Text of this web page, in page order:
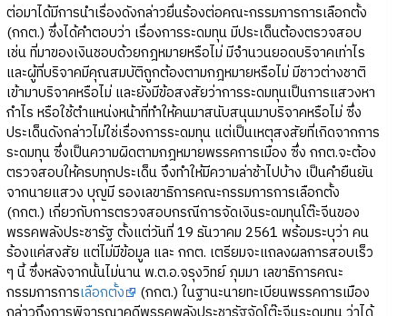
ต่อมาได้มีการนำเรื่องดังกล่าวยื่นร้องต่อคณะกรรมการการเลือกตั้ง
(กกต.) ซึ่งได้คำตอบว่า เรื่องการระดมทุน มีประเด็นต้องตรวจสอบ
เช่น ที่มาของเงินชอบด้วยกฎหมายหรือไม่ มีจำนวนยอดบริจาคเท่าไร
และผู้ที่บริจาคมีคุณสมบัติถูกต้องตามกฎหมายหรือไม่ มีชาวต่างชาติ
เข้ามาบริจาคหรือไม่ และยังมีข้อสงสัยว่าการระดมทุนเป็นการแสวงหา
กำไร หรือใช้ตำแหน่งหน้าที่ทำให้คนมาสนับสนุนมาบริจาคหรือไม่ ซึ่ง
ประเด็นดังกล่าวไม่ใช่เรื่องการระดมทุน แต่เป็นเหตุสงสัยที่เกิดจากการ
ระดมทุน ซึ่งเป็นความผิดตามกฎหมายพรรคการเมือง ซึ่ง กกต.จะต้อง
ตรวจสอบให้ครบทุกประเด็น จึงทำให้มีความล่าช้าไปบ้าง เป็นคำยืนยัน
จากนายแสวง บุญมี รองเลขาธิการคณะกรรมการการเลือกตั้ง
(กกต.) เกี่ยวกับการตรวจสอบกรณีการจัดเงินระดมทุนโต๊ะจีนของ
พรรคพลังประชารัฐ ตั้งแต่วันที่ 19 ธันวาคม 2561 พร้อมระบุว่า คน
ร้องแค่สงสัย แต่ไม่มีข้อมูล และ กกต. เตรียมจะแถลงผลการสอบเร็ว
ๆ นี้ ซึ่งหลังจากนั้นไม่นาน พ.ต.อ.จรุงวิทย์ ภุมมา เลขาธิการคณะ
กรรมการการเลือกตั้ง
(กกต.) ในฐานะนายทะเบียนพรรคการเมือง